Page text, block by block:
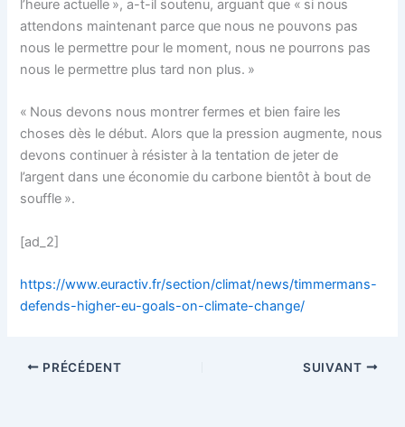
l’heure actuelle », a-t-il soutenu, arguant que « si nous
attendons maintenant parce que nous ne pouvons pas
nous le permettre pour le moment, nous ne pourrons pas
nous le permettre plus tard non plus. »
« Nous devons nous montrer fermes et bien faire les
choses dès le début. Alors que la pression augmente, nous
devons continuer à résister à la tentation de jeter de
l’argent dans une économie du carbone bientôt à bout de
souffle ».
[ad_2]
https://www.euractiv.fr/section/climat/news/timmermans-
defends-higher-eu-goals-on-climate-change/
PRÉCÉDENT SUIVANT